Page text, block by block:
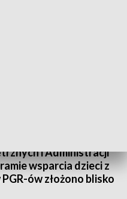
i Administracji
wsparcia dzieci z
ów złożono blisko